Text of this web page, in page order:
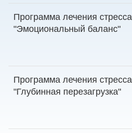
Программа лечения стресса
"Эмоциональный баланс"
Программа лечения стресса
"Глубинная перезагрузка"